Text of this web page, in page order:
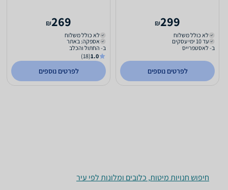
299
₪
לא כולל משלוח
עד 10 ימי עסקים
ב- לאסטפרייס
לפרטים נוספים
269
₪
לא כולל משלוח
אספקה: באתר
ב- החתול והכלב
1.0
(18)
לפרטים נוספים
חיפוש חנויות מיטות, כלובים ומלונות לפי עיר